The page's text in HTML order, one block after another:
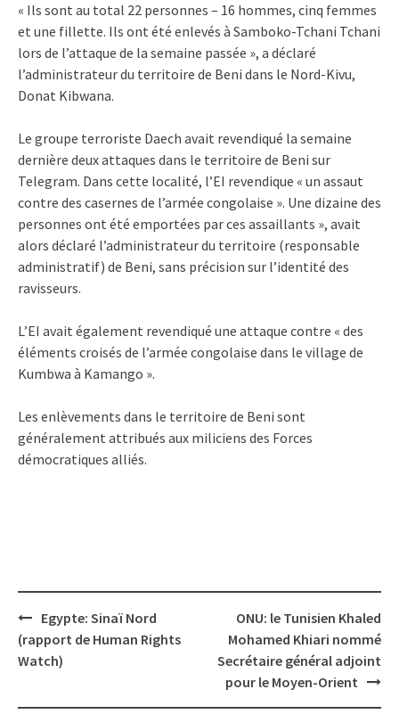
« Ils sont au total 22 personnes – 16 hommes, cinq femmes
et une fillette. Ils ont été enlevés à Samboko-Tchani Tchani
lors de l’attaque de la semaine passée », a déclaré
l’administrateur du territoire de Beni dans le Nord-Kivu,
Donat Kibwana.
Le groupe terroriste Daech avait revendiqué la semaine
dernière deux attaques dans le territoire de Beni sur
Telegram. Dans cette localité, l’EI revendique « un assaut
contre des casernes de l’armée congolaise ». Une dizaine des
personnes ont été emportées par ces assaillants », avait
alors déclaré l’administrateur du territoire (responsable
administratif) de Beni, sans précision sur l’identité des
ravisseurs.
L’EI avait également revendiqué une attaque contre « des
éléments croisés de l’armée congolaise dans le village de
Kumbwa à Kamango ».
Les enlèvements dans le territoire de Beni sont
généralement attribués aux miliciens des Forces
démocratiques alliés.
Post
navigation
Egypte: Sinaï Nord
(rapport de Human Rights
Watch)
ONU: le Tunisien Khaled
Mohamed Khiari nommé
Secrétaire général adjoint
pour le Moyen-Orient